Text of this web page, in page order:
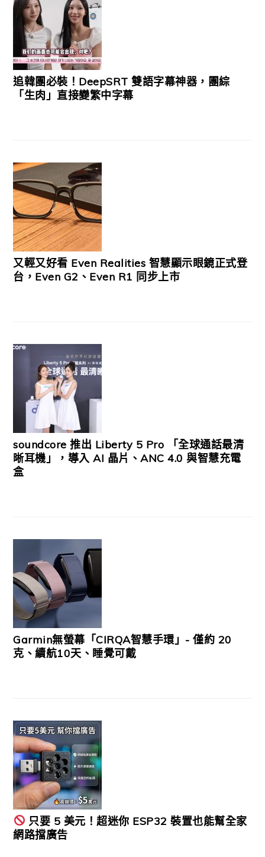
追韓團必裝！DeepSRT 雙語字幕神器，團綜
「生肉」直接變繁中字幕
又輕又好看 Even Realities 智慧顯示眼鏡正式登
台，Even G2、Even R1 同步上市
soundcore 推出 Liberty 5 Pro 「全球通話最清
晰耳機」，導入 AI 晶片、ANC 4.0 與智慧充電
盒
Garmin無螢幕「CIRQA智慧手環」- 僅約 20
克、續航10天、睡覺可戴
只要 5 美元！超迷你 ESP32 裝置也能幫全家
網路擋廣告